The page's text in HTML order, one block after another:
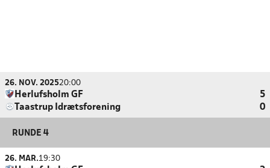
26. NOV. 202520:00
Herlufsholm GF
5
Taastrup Idrætsforening
0
RUNDE 4
26. MAR.19:30